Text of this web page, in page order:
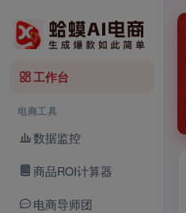
工作台
电商工具
数据监控
商品ROI计算器
电商导师团
蛤蟆AI电商 · AI